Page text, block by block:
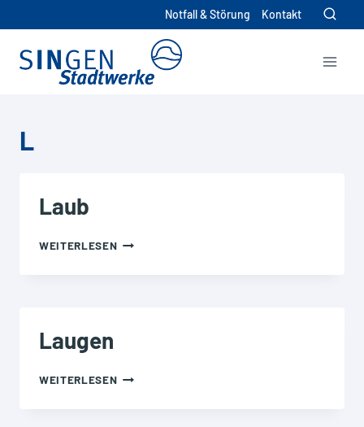
Inhalt
springen
Notfall & Störung Kontakt
L
Laub
WEITERLESENLAUB
Laugen
WEITERLESENLAUGEN